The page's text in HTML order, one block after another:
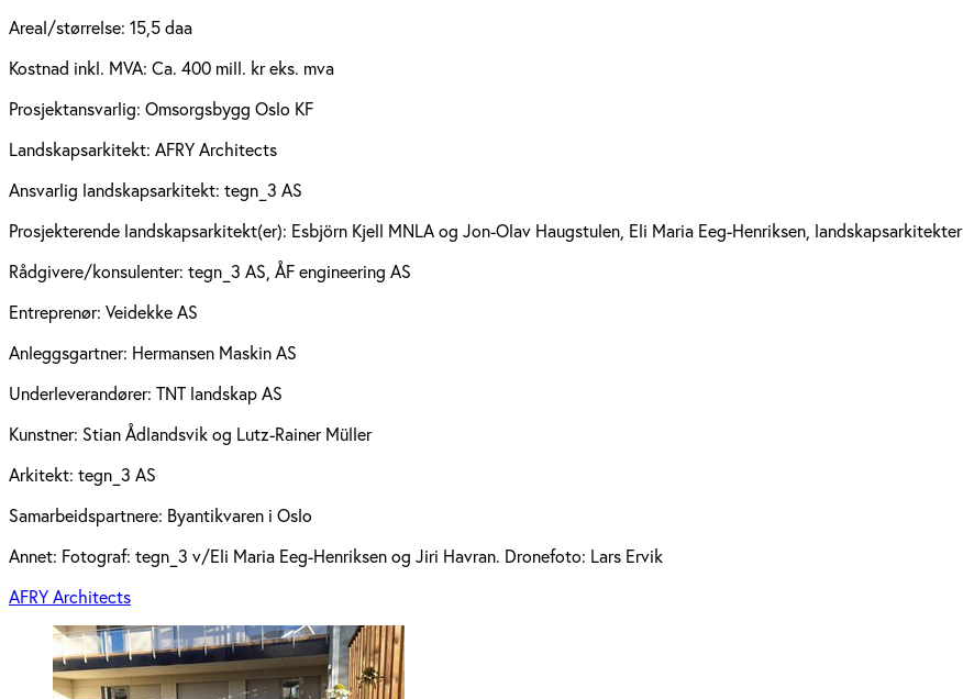
Areal/størrelse: 15,5 daa
Kostnad inkl. MVA: Ca. 400 mill. kr eks. mva
Prosjektansvarlig: Omsorgsbygg Oslo KF
Landskapsarkitekt: AFRY Architects
Ansvarlig landskapsarkitekt: tegn_3 AS
Prosjekterende landskapsarkitekt(er): Esbjörn Kjell MNLA og Jon-Olav Haugstulen, Eli Maria Eeg-Henriksen, landskapsarkitekter
Rådgivere/konsulenter: tegn_3 AS, ÅF engineering AS
Entreprenør: Veidekke AS
Anleggsgartner: Hermansen Maskin AS
Underleverandører: TNT landskap AS
Kunstner: Stian Ådlandsvik og Lutz-Rainer Müller
Arkitekt: tegn_3 AS
Samarbeidspartnere: Byantikvaren i Oslo
Annet: Fotograf: tegn_3 v/Eli Maria Eeg-Henriksen og Jiri Havran. Dronefoto: Lars Ervik
AFRY Architects